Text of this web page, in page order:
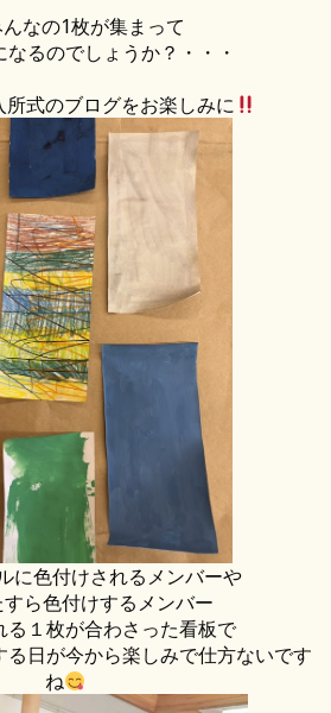
なの1枚が集まって
なるのでしょうか？・・・
所式のブログをお楽しみに
に色付けされるメンバーや
ら色付けするメンバー
る１枚が合わさった看板で
日が今から楽しみで仕方ないです
ね